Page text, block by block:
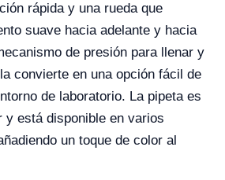
rápida y una rueda que
suave hacia adelante y hacia
de presión para llenar y
convierte en una opción fácil de
de laboratorio. La pipeta es
y está disponible en varios
un toque de color al